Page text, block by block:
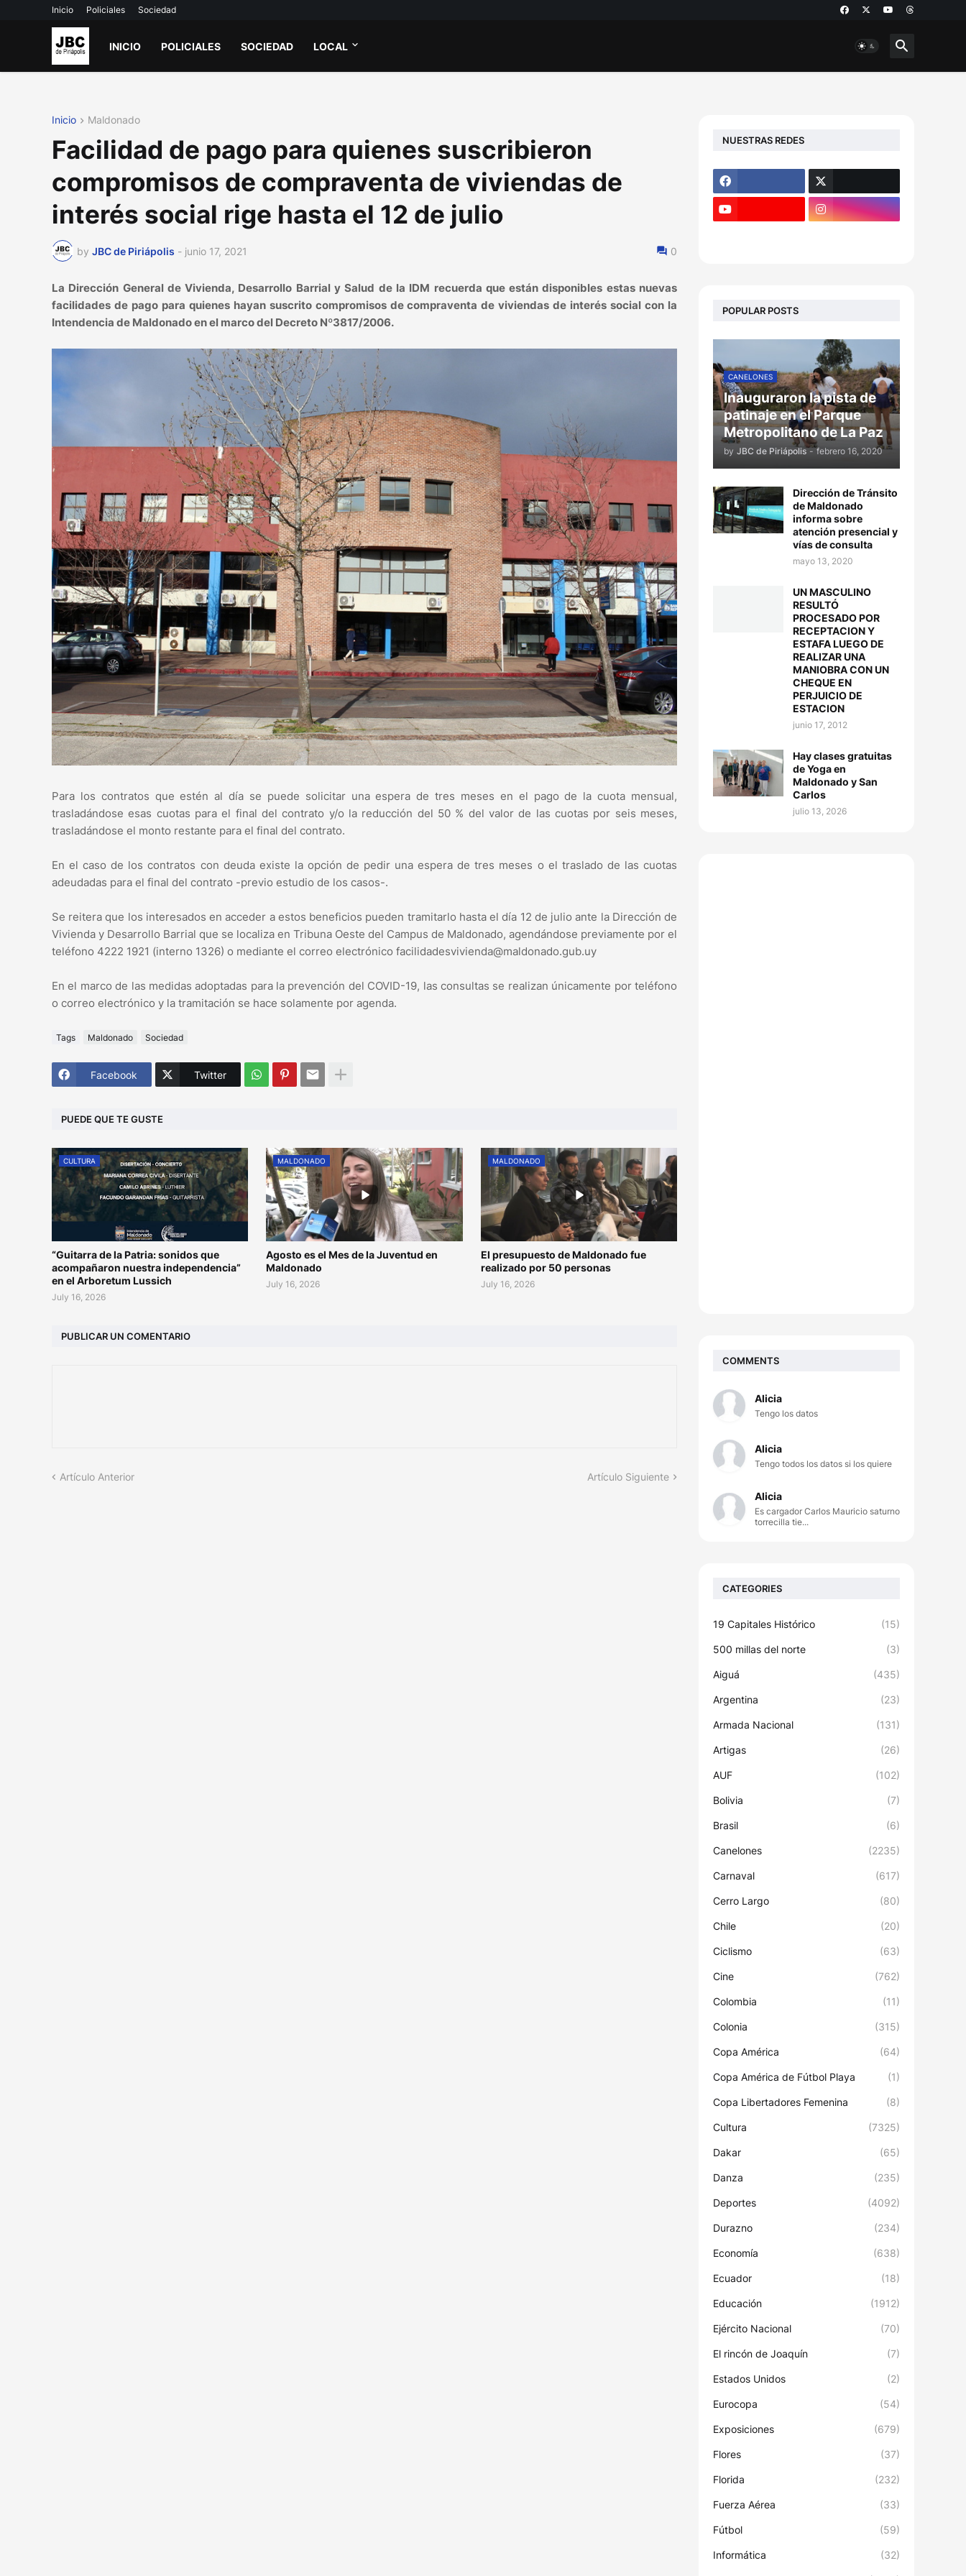
Inicio Policiales Sociedad
INICIO POLICIALES SOCIEDAD LOCAL
Inicio Maldonado
Facilidad de pago para quienes suscribieron
compromisos de compraventa de viviendas de
interés social rige hasta el 12 de julio
by JBC de Piriápolis - junio 17, 2021 0
La Dirección General de Vivienda, Desarrollo Barrial y Salud de la IDM recuerda que están disponibles estas nuevas
facilidades de pago para quienes hayan suscrito compromisos de compraventa de viviendas de interés social con la
Intendencia de Maldonado en el marco del Decreto Nº3817/2006.
Para los contratos que estén al día se puede solicitar una espera de tres meses en el pago de la cuota mensual,
trasladándose esas cuotas para el final del contrato y/o la reducción del 50 % del valor de las cuotas por seis meses,
trasladándose el monto restante para el final del contrato.
En el caso de los contratos con deuda existe la opción de pedir una espera de tres meses o el traslado de las cuotas
adeudadas para el final del contrato -previo estudio de los casos-.
Se reitera que los interesados en acceder a estos beneficios pueden tramitarlo hasta el día 12 de julio ante la Dirección de
Vivienda y Desarrollo Barrial que se localiza en Tribuna Oeste del Campus de Maldonado, agendándose previamente por el
teléfono 4222 1921 (interno 1326) o mediante el correo electrónico facilidadesvivienda@maldonado.gub.uy
En el marco de las medidas adoptadas para la prevención del COVID-19, las consultas se realizan únicamente por teléfono
o correo electrónico y la tramitación se hace solamente por agenda.
Tags Maldonado Sociedad
Facebook Twitter
PUEDE QUE TE GUSTE
CULTURA
“Guitarra de la Patria: sonidos que
acompañaron nuestra independencia”
en el Arboretum Lussich
July 16, 2026
MALDONADO
Agosto es el Mes de la Juventud en
Maldonado
July 16, 2026
MALDONADO
El presupuesto de Maldonado fue
realizado por 50 personas
July 16, 2026
PUBLICAR UN COMENTARIO
Artículo Anterior Artículo Siguiente
NUESTRAS REDES
POPULAR POSTS
CANELONES
Inauguraron la pista de
patinaje en el Parque
Metropolitano de La Paz
by JBC de Piriápolis - febrero 16, 2020
Dirección de Tránsito
de Maldonado
informa sobre
atención presencial y
vías de consulta
mayo 13, 2020
UN MASCULINO
RESULTÓ
PROCESADO POR
RECEPTACION Y
ESTAFA LUEGO DE
REALIZAR UNA
MANIOBRA CON UN
CHEQUE EN
PERJUICIO DE
ESTACION
junio 17, 2012
Hay clases gratuitas
de Yoga en
Maldonado y San
Carlos
julio 13, 2026
COMMENTS
Alicia
Tengo los datos
Alicia
Tengo todos los datos si los quiere
Alicia
Es cargador Carlos Mauricio saturno
torrecilla tie...
CATEGORIES
19 Capitales Histórico (15)
500 millas del norte (3)
Aiguá (435)
Argentina (23)
Armada Nacional (131)
Artigas (26)
AUF (102)
Bolivia (7)
Brasil (6)
Canelones (2235)
Carnaval (617)
Cerro Largo (80)
Chile (20)
Ciclismo (63)
Cine (762)
Colombia (11)
Colonia (315)
Copa América (64)
Copa América de Fútbol Playa (1)
Copa Libertadores Femenina (8)
Cultura (7325)
Dakar (65)
Danza (235)
Deportes (4092)
Durazno (234)
Economía (638)
Ecuador (18)
Educación (1912)
Ejército Nacional (70)
El rincón de Joaquín (7)
Estados Unidos (2)
Eurocopa (54)
Exposiciones (679)
Flores (37)
Florida (232)
Fuerza Aérea (33)
Fútbol (59)
Informática (32)